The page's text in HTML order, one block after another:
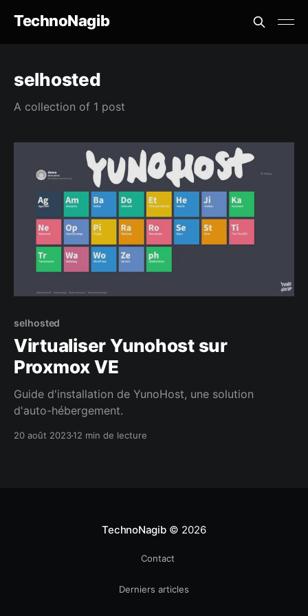
TechnoNagib
selhosted
A collection of 1 post
selhosted
Virtualiser Yunohost sur
Proxmox VE
Guide d'installation de YunoHost, une solution
d'auto-hébergement.
20 août 202312 min de lecture
TechnoNagib© 2026
Contact
Derniers articles